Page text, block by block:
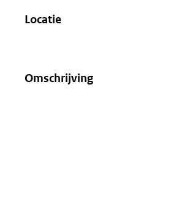
Locatie
Omschrijving